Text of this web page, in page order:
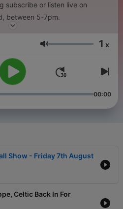
subscribe or listen live on
between 5-7pm.
音量 1 x
00:00
Show - Friday 7th August
Celtic Back In For